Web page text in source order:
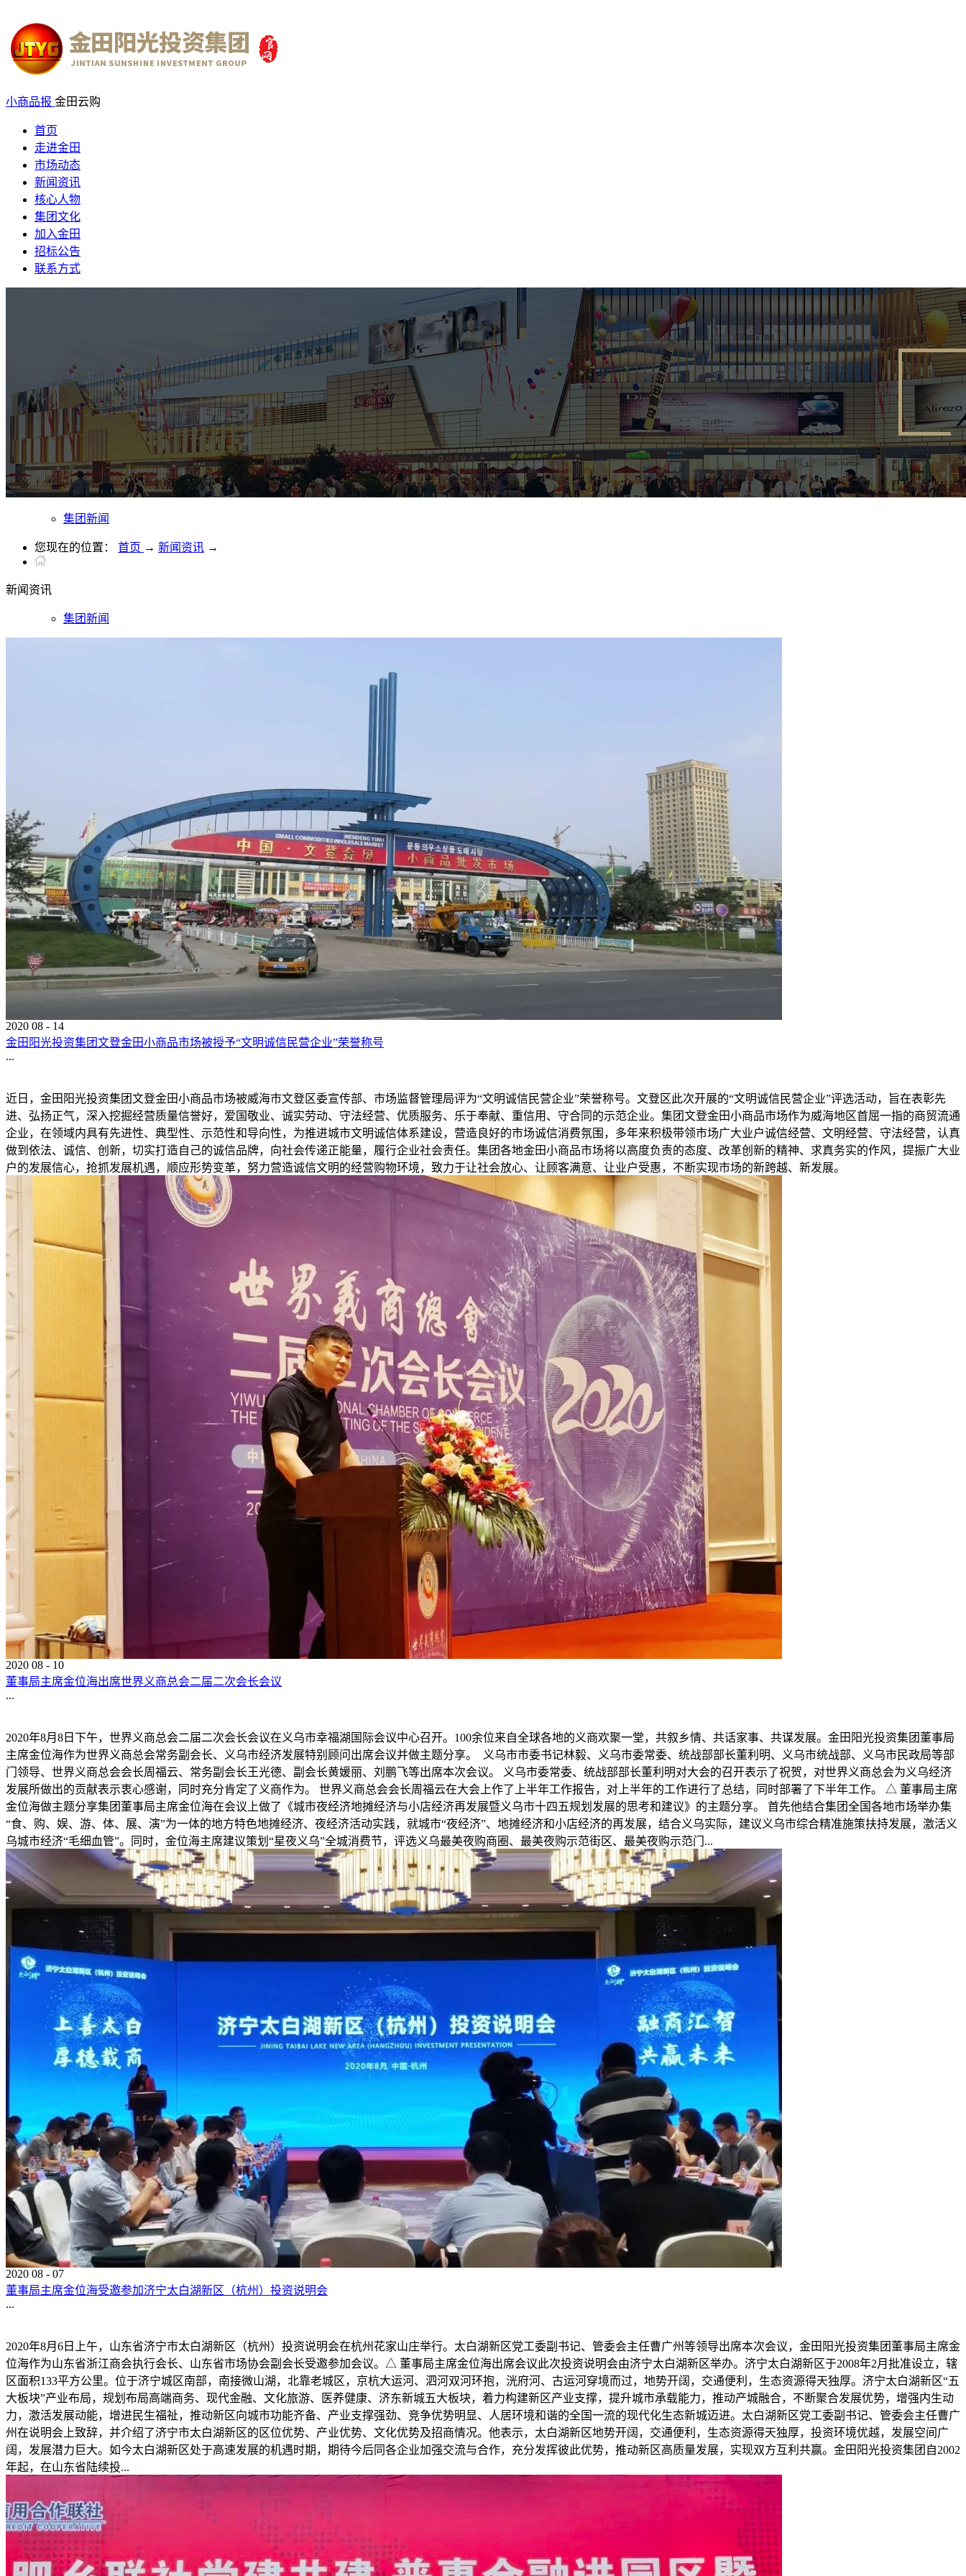
小商品报 金田云购
首页
走进金田
市场动态
新闻资讯
核心人物
集团文化
加入金田
招标公告
联系方式
集团新闻
您现在的位置： 首页 → 新闻资讯 →
新闻 资讯
集团新闻
2020 08 - 14
金田阳光投资集团文登金田小商品市场被授予“文明诚信民营企业”荣誉称号
...
近日，金田阳光投资集团文登金田小商品市场被威海市文登区委宣传部、市场监督管理局评为“文明诚信民营企业”荣誉称号。文登区此次开展的“文明诚信民营企业”评选活动，旨在表彰先
进、弘扬正气，深入挖掘经营质量信誉好，爱国敬业、诚实劳动、守法经营、优质服务、乐于奉献、重信用、守合同的示范企业。集团文登金田小商品市场作为威海地区首屈一指的商贸流通
企业，在领域内具有先进性、典型性、示范性和导向性，为推进城市文明诚信体系建设，营造良好的市场诚信消费氛围，多年来积极带领市场广大业户诚信经营、文明经营、守法经营，认真
做到依法、诚信、创新，切实打造自己的诚信品牌，向社会传递正能量，履行企业社会责任。集团各地金田小商品市场将以高度负责的态度、改革创新的精神、求真务实的作风，提振广大业
户的发展信心，抢抓发展机遇，顺应形势变革，努力营造诚信文明的经营购物环境，致力于让社会放心、让顾客满意、让业户受惠，不断实现市场的新跨越、新发展。
2020 08 - 10
董事局主席金位海出席世界义商总会二届二次会长会议
...
2020年8月8日下午，世界义商总会二届二次会长会议在义乌市幸福湖国际会议中心召开。100余位来自全球各地的义商欢聚一堂，共叙乡情、共话家事、共谋发展。金田阳光投资集团董事局
主席金位海作为世界义商总会常务副会长、义乌市经济发展特别顾问出席会议并做主题分享。 义乌市市委书记林毅、义乌市委常委、统战部部长董利明、义乌市统战部、义乌市民政局等部
门领导、世界义商总会会长周福云、常务副会长王光德、副会长黄媛丽、刘鹏飞等出席本次会议。 义乌市委常委、统战部部长董利明对大会的召开表示了祝贺，对世界义商总会为义乌经济
发展所做出的贡献表示衷心感谢，同时充分肯定了义商作为。 世界义商总会会长周福云在大会上作了上半年工作报告，对上半年的工作进行了总结，同时部署了下半年工作。 △ 董事局主席
金位海做主题分享集团董事局主席金位海在会议上做了《城市夜经济地摊经济与小店经济再发展暨义乌市十四五规划发展的思考和建议》的主题分享。 首先他结合集团全国各地市场举办集
“食、购、娱、游、体、展、演”为一体的地方特色地摊经济、夜经济活动实践，就城市“夜经济”、地摊经济和小店经济的再发展，结合义乌实际，建议义乌市综合精准施策扶持发展，激活义
乌城市经济“毛细血管”。同时，金位海主席建议策划“星夜义乌”全城消费节，评选义乌最美夜购商圈、最美夜购示范街区、最美夜购示范门...
2020 08 - 07
董事局主席金位海受邀参加济宁太白湖新区（杭州）投资说明会
...
2020年8月6日上午，山东省济宁市太白湖新区（杭州）投资说明会在杭州花家山庄举行。太白湖新区党工委副书记、管委会主任曹广州等领导出席本次会议，金田阳光投资集团董事局主席金
位海作为山东省浙江商会执行会长、山东省市场协会副会长受邀参加会议。△ 董事局主席金位海出席会议此次投资说明会由济宁太白湖新区举办。济宁太白湖新区于2008年2月批准设立，辖
区面积133平方公里。位于济宁城区南部，南接微山湖，北靠老城区，京杭大运河、泗河双河环抱，洸府河、古运河穿境而过，地势开阔，交通便利，生态资源得天独厚。济宁太白湖新区“五
大板块”产业布局，规划布局高端商务、现代金融、文化旅游、医养健康、济东新城五大板块，着力构建新区产业支撑，提升城市承载能力，推动产城融合，不断聚合发展优势，增强内生动
力，激活发展动能，增进民生福祉，推动新区向城市功能齐备、产业支撑强劲、竞争优势明显、人居环境和谐的全国一流的现代化生态新城迈进。太白湖新区党工委副书记、管委会主任曹广
州在说明会上致辞，并介绍了济宁市太白湖新区的区位优势、产业优势、文化优势及招商情况。他表示，太白湖新区地势开阔，交通便利，生态资源得天独厚，投资环境优越，发展空间广
阔，发展潜力巨大。如今太白湖新区处于高速发展的机遇时期，期待今后同各企业加强交流与合作，充分发挥彼此优势，推动新区高质量发展，实现双方互利共赢。金田阳光投资集团自2002
年起，在山东省陆续投...